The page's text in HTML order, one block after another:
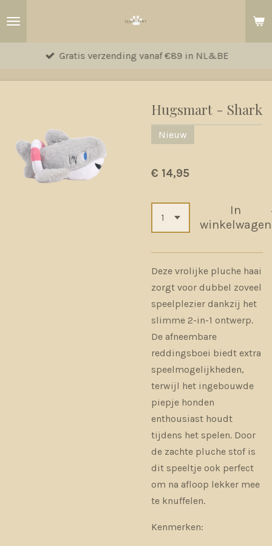
hoofdinhoud
Gratis verzending vanaf €89 in NL&BE
Hugsmart - Shark
Nieuw
€ 14,95
In
winkelwagen
Deze vrolijke pluche haai
zorgt voor dubbel zoveel
speelplezier dankzij het
slimme 2-in-1 ontwerp.
De afneembare
reddingsboei biedt extra
speelmogelijkheden,
terwijl het ingebouwde
piepje honden
enthousiast houdt
tijdens het spelen. Door
de zachte pluche stof is
dit speeltje ook perfect
om na afloop lekker mee
te knuffelen.
Kenmerken: